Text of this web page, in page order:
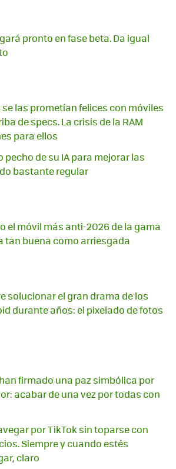
pronto en fase beta. Da igual
las prometían felices con móviles
de specs. La crisis de la RAM
para ellos
pecho de su IA para mejorar las
bastante regular
el móvil más anti-2026 de la gama
tan buena como arriesgada
solucionar el gran drama de los
durante años: el pixelado de fotos
firmado una paz simbólica por
acabar de una vez por todas con
por TikTok sin toparse con
Siempre y cuando estés
claro